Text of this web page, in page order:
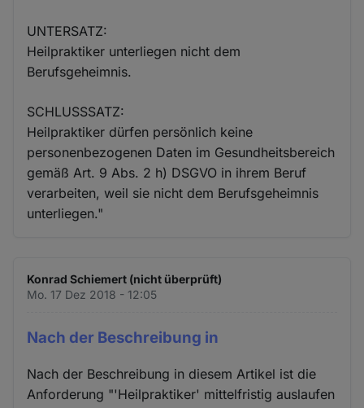
UNTERSATZ:
Heilpraktiker unterliegen nicht dem
Berufsgeheimnis.
SCHLUSSSATZ:
Heilpraktiker dürfen persönlich keine
personenbezogenen Daten im Gesundheitsbereich
gemäß Art. 9 Abs. 2 h) DSGVO in ihrem Beruf
verarbeiten, weil sie nicht dem Berufsgeheimnis
unterliegen."
Konrad Schiemert (nicht überprüft)
Mo. 17 Dez 2018 - 12:05
Nach der Beschreibung in
Nach der Beschreibung in diesem Artikel ist die
Anforderung "'Heilpraktiker' mittelfristig auslaufen